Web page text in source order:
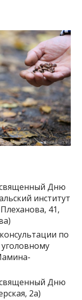
Дню
институт
41,
по
Дню
2а)